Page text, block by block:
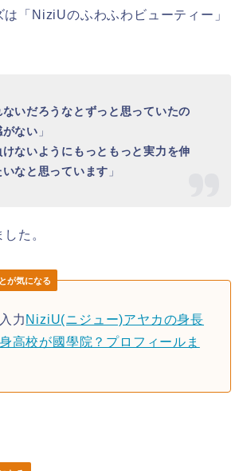
「 NiziUのふわふわビューティー 」
いだろうなとずっと思っていたの
ない 」
ないようにもっともっと実力を伸
なと思っています 」
た。
が気になる
力 NiziU(ニジュー)アヤカの身長
高校が國學院？プロフィールま